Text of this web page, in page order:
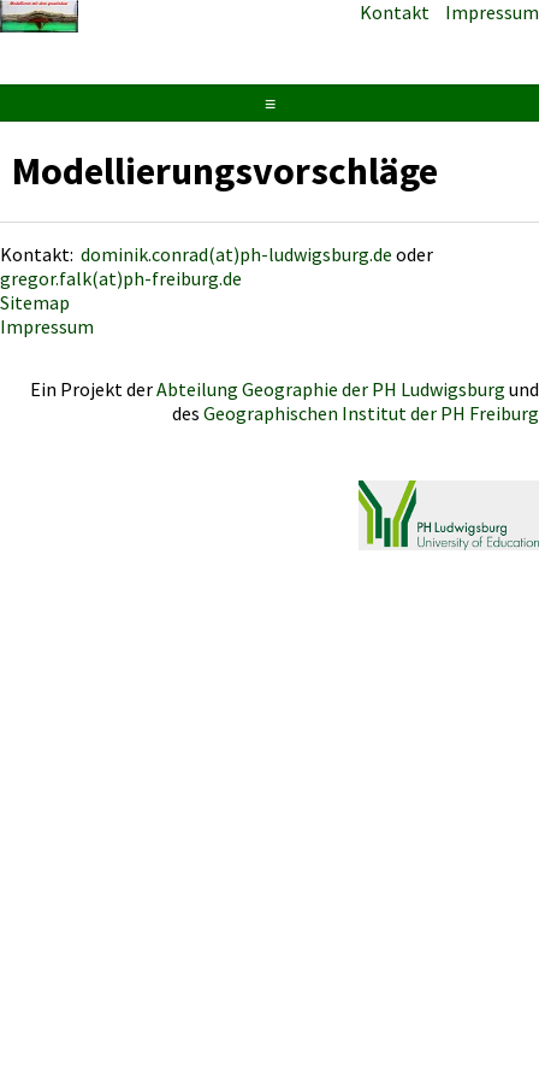
Kontakt Impressum
≡
Modellierungsvorschläge
Kontakt: dominik.conrad(at)ph-ludwigsburg.de oder
gregor.falk(at)ph-freiburg.de
Sitemap
Impressum
Ein Projekt derAbteilung Geographie der PH Ludwigsburg und
des Geographischen Institut der PH Freiburg